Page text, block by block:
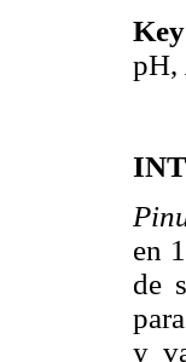
pH,
en
de
y